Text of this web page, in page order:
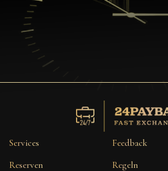
Services
Reserven
Feedback
Regeln